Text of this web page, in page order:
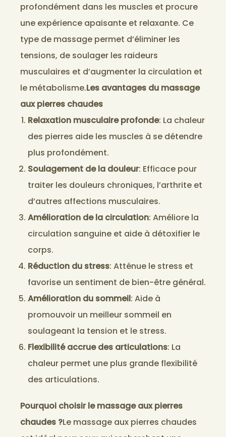
profondément dans les muscles et procure
une expérience apaisante et relaxante. Ce
type de massage permet d’éliminer les
tensions, de soulager les raideurs
musculaires et d’augmenter la circulation et
le métabolisme.Les avantages du massage
aux pierres chaudes
Relaxation musculaire profonde: La chaleur
des pierres aide les muscles à se détendre
plus profondément.
Soulagement de la douleur: Efficace pour
traiter les douleurs chroniques, l’arthrite et
d’autres affections musculaires.
Amélioration de la circulation: Améliore la
circulation sanguine et aide à détoxifier le
corps.
Réduction du stress: Atténue le stress et
favorise un sentiment de bien-être général.
Amélioration du sommeil: Aide à
promouvoir un meilleur sommeil en
soulageant la tension et le stress.
Flexibilité accrue des articulations: La
chaleur permet une plus grande flexibilité
des articulations.
Pourquoi choisir le massage aux pierres
chaudes ?Le massage aux pierres chaudes